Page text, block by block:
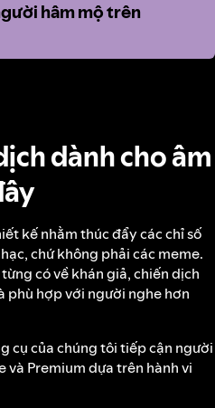
hâm mộ trên
hâm mộ trên
dành cho âm
kế nhằm thúc đẩy các chỉ số
chứ không phải các meme.
có về khán giả, chiến dịch
phù hợp với người nghe hơn
cụ của chúng tôi tiếp cận người
và Premium dựa trên hành vi